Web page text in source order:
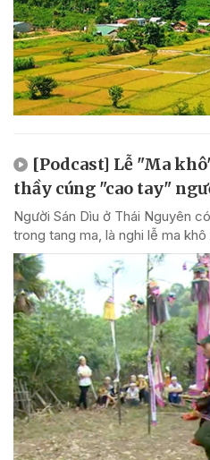
[Podcast] Lễ "Ma
thầy cúng "cao tay"
Người Sán Dìu ở Thái Nguyên
trong tang ma, là nghi lễ ma